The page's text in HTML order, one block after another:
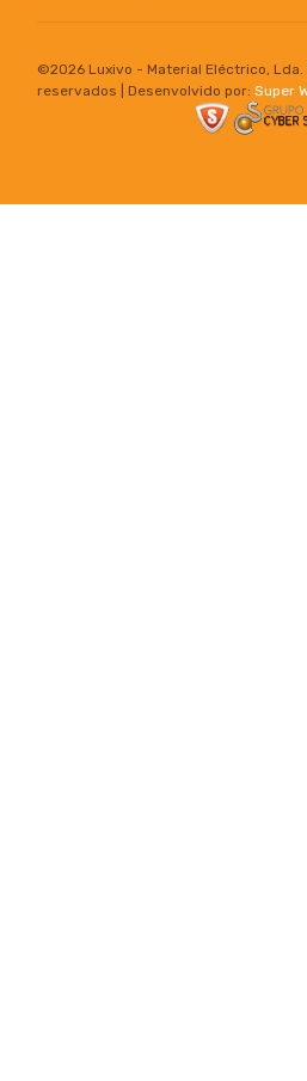
©2026 Luxivo - Material Eléctrico,
reservados | Desenvolvido por: Super